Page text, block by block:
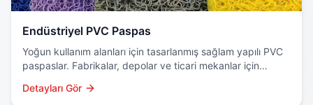
Endüstriyel PVC Paspas
Yoğun kullanım alanları için tasarlanmış sağlam yapılı PVC
paspaslar. Fabrikalar, depolar ve ticari mekanlar için
Detayları Gör